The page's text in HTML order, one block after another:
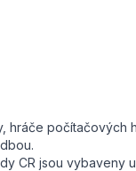
hráče
CR jsou vybaveny